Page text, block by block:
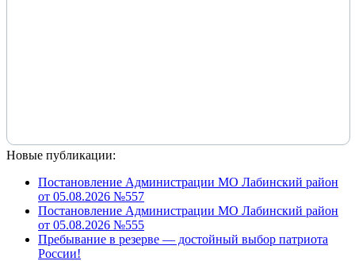
Новые публикации:
Постановление Администрации МО Лабинский район
от 05.08.2026 №557
Постановление Администрации МО Лабинский район
от 05.08.2026 №555
Пребывание в резерве — достойный выбор патриота
России!